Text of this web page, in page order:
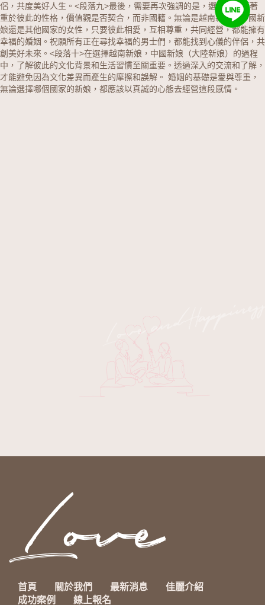
侶，共度美好人生。 <段落九>最後，需要再次強調的是，選擇伴侶應著
重於彼此的性格，價值觀是否契合，而非國籍。無論是越南新娘，中國新
娘還是其他國家的女性，只要彼此相愛，互相尊重，共同經營，都能擁有
幸福的婚姻。祝願所有正在尋找幸福的男士們，都能找到心儀的伴侶，共
創美好未來。 <段落十>在選擇越南新娘，中國新娘（大陸新娘）的過程
中，了解彼此的文化背景和生活習慣至關重要。透過深入的交流和了解，
才能避免因為文化差異而產生的摩擦和誤解。 婚姻的基礎是愛與尊重，
無論選擇哪個國家的新娘，都應該以真誠的心態去經營這段感情。
首頁 關於我們 最新消息
佳麗介紹
成功案例
線上報名